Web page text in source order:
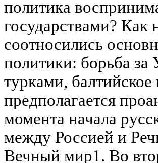
политика
государствами? Как
соотносились
политики: борьба за
турками,
предполагается
момента начала
между Россией и
Вечный мир1. Во